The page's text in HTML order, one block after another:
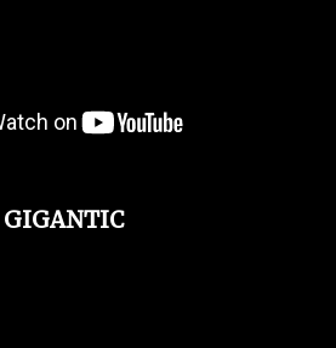
GIGANTIC